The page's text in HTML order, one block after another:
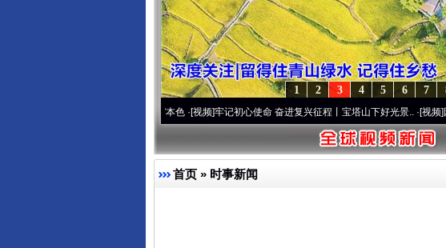
7
6
5
4
3
2
1
·[视频]牢记初心使命 奋进复兴征程丨宝塔山下好光景..·[视频]因党而生
首页 » 时事新闻